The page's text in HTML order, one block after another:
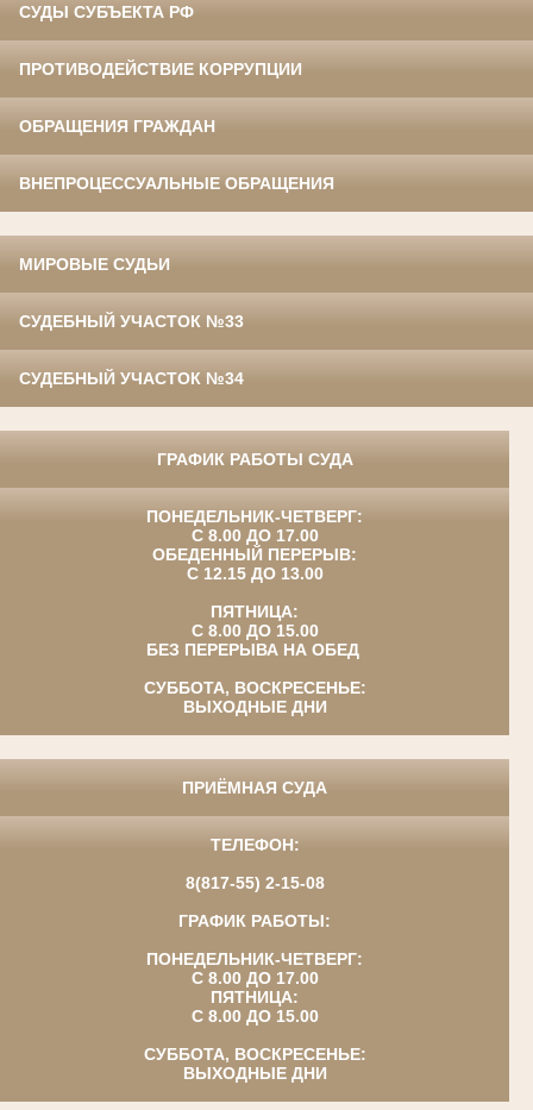
СУДЫ СУБЪЕКТА РФ
ПРОТИВОДЕЙСТВИЕ КОРРУПЦИИ
ОБРАЩЕНИЯ ГРАЖДАН
ВНЕПРОЦЕССУАЛЬНЫЕ ОБРАЩЕНИЯ
МИРОВЫЕ СУДЬИ
СУДЕБНЫЙ УЧАСТОК №33
СУДЕБНЫЙ УЧАСТОК №34
ГРАФИК РАБОТЫ СУДА
ПОНЕДЕЛЬНИК-ЧЕТВЕРГ:
С 8.00 ДО 17.00
ОБЕДЕННЫЙ ПЕРЕРЫВ:
С 12.15 ДО 13.00
ПЯТНИЦА:
С 8.00 ДО 15.00
БЕЗ ПЕРЕРЫВА НА ОБЕД
СУББОТА, ВОСКРЕСЕНЬЕ:
ВЫХОДНЫЕ ДНИ
ПРИЁМНАЯ СУДА
ТЕЛЕФОН:
8(817-55) 2-15-08
ГРАФИК РАБОТЫ:
ПОНЕДЕЛЬНИК-ЧЕТВЕРГ:
С 8.00 ДО 17.00
ПЯТНИЦА:
С 8.00 ДО 15.00
СУББОТА, ВОСКРЕСЕНЬЕ:
ВЫХОДНЫЕ ДНИ